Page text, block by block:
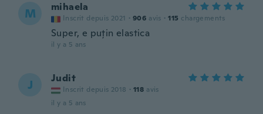
M mihaela
Inscrit depuis 2021 · 906 avis · 115 chargements
Super, e puțin elastica
il y a 5 ans
J Judit
Inscrit depuis 2018 · 118 avis
il y a 5 ans